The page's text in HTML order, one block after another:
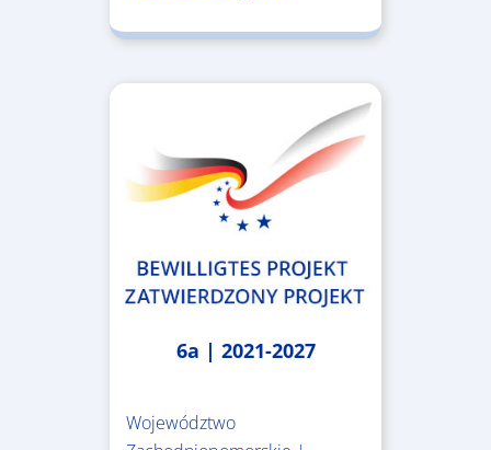
6a | 2021-2027
Województwo